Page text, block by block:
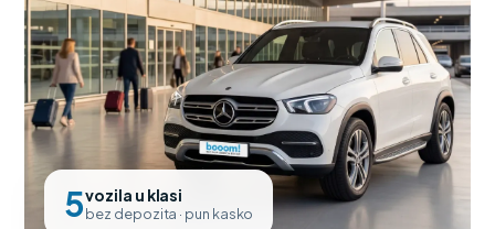
5vozila u klasi
bez depozita · pun kasko